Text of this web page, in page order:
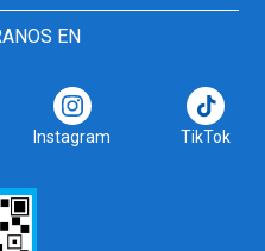
EN
Instagram TikTok